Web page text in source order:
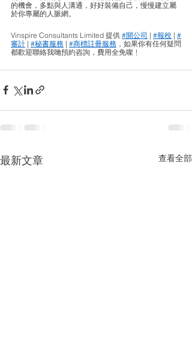
的機會，多點與人溝通，好好裝備自己，慢慢建立屬
於你專屬的人脈網。
Vinspire Consultants Limited 提供 #開公司 | #報稅 | #
審計 | #秘書服務 | #商標註冊服務 ，如果你有任何疑問
都歡迎聯絡我哋預約咨詢，費用全免㗎﹗
最新文章 查看全部